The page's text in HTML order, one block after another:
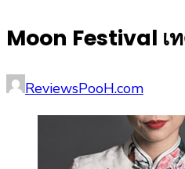
Moon Festival เ
Posted
Author
ReviewsPooH.com